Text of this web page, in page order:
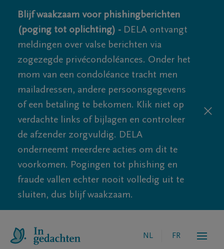
Blijf waakzaam voor phishingberichten
(poging tot oplichting) - DELA ontvangt
meldingen over valse berichten via
zogezegde privécondoléances. Onder het
mom van een condoléance tracht men
mailadressen, andere persoonsgegevens
of een betaling te bekomen. Klik niet op
verdachte links of bijlagen en controleer
de afzender zorgvuldig. DELA
onderneemt meerdere acties om dit te
voorkomen. Pogingen tot phishing en
fraude vallen echter nooit volledig uit te
sluiten, dus blijf waakzaam.
NL FR